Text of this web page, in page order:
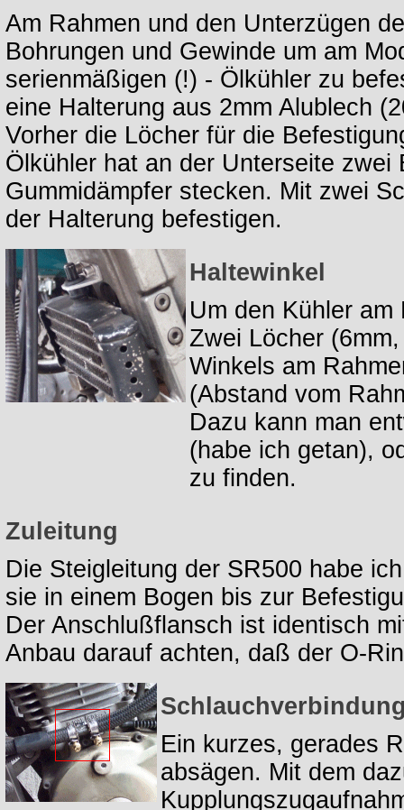
Am Rahmen und den Unterzügen
Bohrungen und Gewinde um am
serienmäßigen (!) - Ölkühler zu
eine Halterung aus 2mm Alublech
Vorher die Löcher für die
Ölkühler hat an der Unterseite zwei
Gummidämpfer stecken. Mit zwei
der Halterung befestigen.
Haltewinkel
Um den Kühler
Zwei Löcher
Winkels am
(Abstand vom
Dazu kann man
(habe ich getan),
zu finden.
Zuleitung
Die Steigleitung der SR500 habe
sie in einem Bogen bis zur
Der Anschlußflansch ist identisch
Anbau darauf achten, daß der O-
Ein kurzes, gerades
absägen. Mit dem